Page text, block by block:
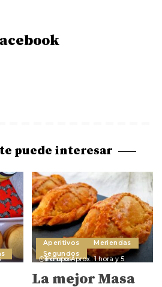
puede interesar
Aperitivos
Meriendas
Segundos
Tiempo Aprox.: 1 hora y 5 minutos
La mejor Masa